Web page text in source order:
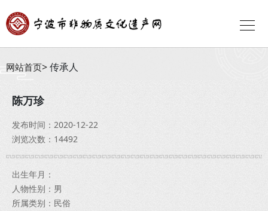
网站首页 传承人
陈万珍
发布时间：2020-12-22
浏览次数：14492
出生年月：
人物性别：男
所属类别：民俗